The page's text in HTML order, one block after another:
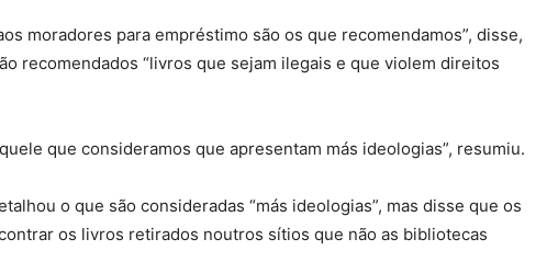
moradores para empréstimo são os que recomendamos”, disse,
recomendados “livros que sejam ilegais e que violem direitos
que consideramos que apresentam más ideologias”, resumiu.
o que são consideradas “más ideologias”, mas disse que os
os livros retirados noutros sítios que não as bibliotecas